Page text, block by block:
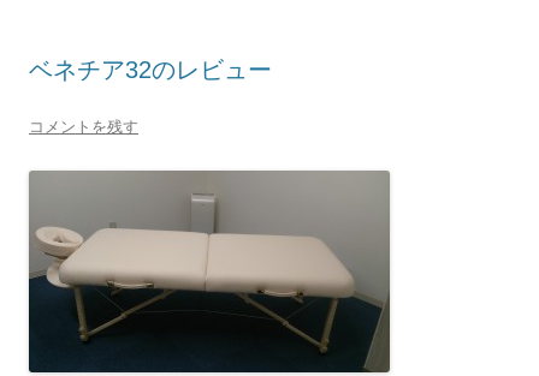
ベネチア32のレビュー
コメントを残す